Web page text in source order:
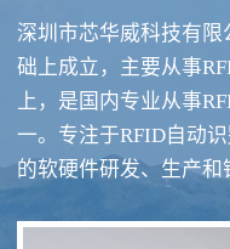
RFID酒类防伪系统方案
深圳市芯华威科技有
础上成立，主要从事
上，是国内专业从事
一。专注于RFID自动
的软硬件研发、生产和